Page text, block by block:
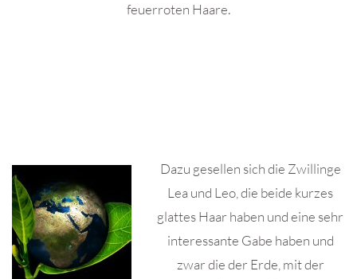
feuerroten Haare.
Dazu gesellen sich die Zwillinge
Lea und Leo, die beide kurzes
glattes Haar haben und eine sehr
interessante Gabe haben und
zwar die der Erde, mit der